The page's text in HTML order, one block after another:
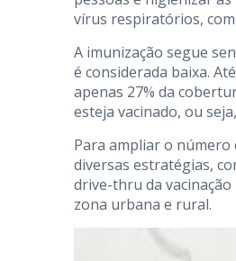
vírus respiratórios,
A imunização segue
é considerada baixa.
apenas 27% da
esteja vacinado, ou
Para ampliar o número
diversas estratégias,
drive-thru da vacinação
zona urbana e rural.